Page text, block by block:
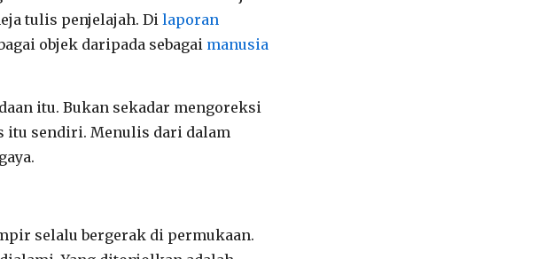
tulis penjelajah. Di laporan
objek daripada sebagai manusia
itu. Bukan sekadar mengoreksi
itu sendiri. Menulis dari dalam
selalu bergerak di permukaan.